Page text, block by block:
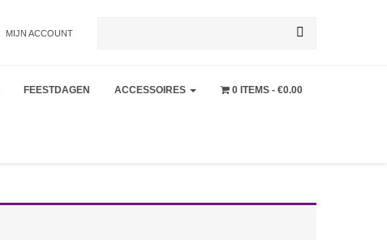
MIJN ACCOUNT
naar:
FEESTDAGEN ACCESSOIRES 0 ITEMS €0.00